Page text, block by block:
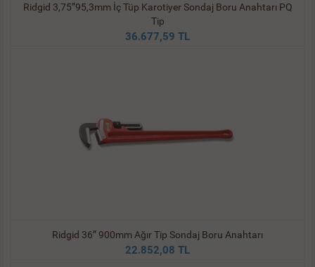
Ridgid 3,75”95,3mm İç Tüp Karotiyer Sondaj Boru Anahtarı PQ
Tip
36.677,59 TL
Ridgid 36” 900mm Ağır Tip Sondaj Boru Anahtarı
22.852,08 TL